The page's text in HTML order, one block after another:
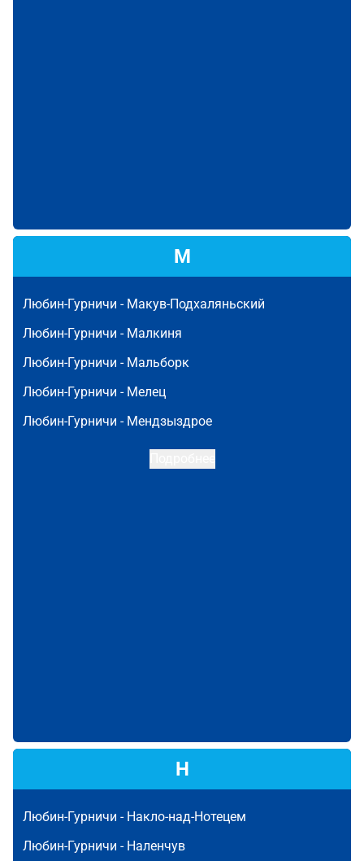
М
Любин-Гурничи - Макув-Подхаляньский
Любин-Гурничи - Малкиня
Любин-Гурничи - Мальборк
Любин-Гурничи - Мелец
Любин-Гурничи - Мендзыздрое
Н
Любин-Гурничи - Накло-над-Нотецем
Любин-Гурничи - Наленчув